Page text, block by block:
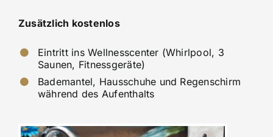
Zusätzlich kostenlos
Eintritt ins Wellnesscenter (Whirlpool, 3
Saunen, Fitnessgeräte)
Bademantel, Hausschuhe und Regenschirm
während des Aufenthalts